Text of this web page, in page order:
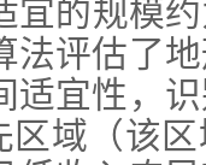
宜的规模
法评估了
适宜性，
区域（该